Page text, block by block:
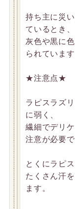
持ち主に災
ているとき、
灰色や黒に
られています
★注意点★
ラピスラズ
に弱く、
繊細でデリ
注意が必要で
とくにラピ
たくさん汗
ます。